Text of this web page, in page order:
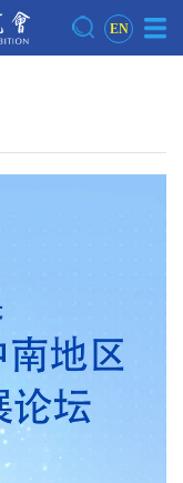
EN